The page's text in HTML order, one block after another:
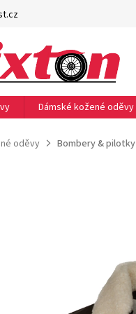
Dámské kožené oděvy
oděvy Bombery & pilotky